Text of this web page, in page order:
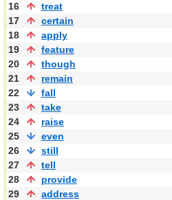
16
treat
17
certain
18
apply
19
feature
20
though
21
remain
22
fall
23
take
24
raise
25
even
26
still
27
tell
28
provide
29
address